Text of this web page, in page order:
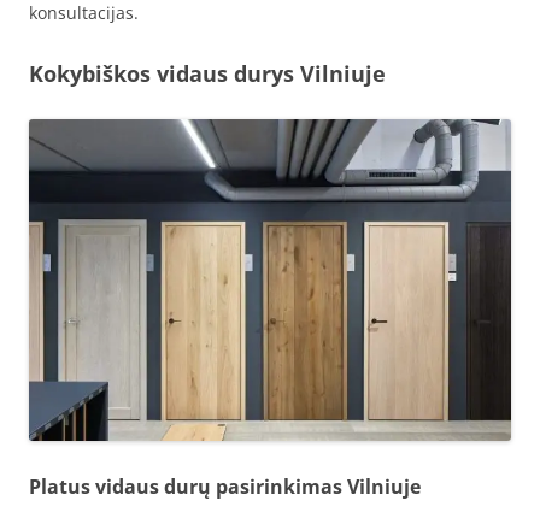
konsultacijas.
Kokybiškos vidaus durys Vilniuje
Platus vidaus durų pasirinkimas Vilniuje